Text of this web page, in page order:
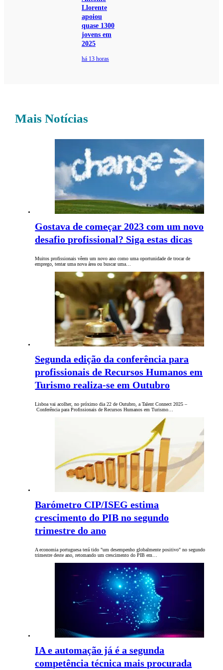
Llorente
apoiou
quase 1300
jovens em
2025
há 13 horas
Mais Notícias
Gostava de começar 2023 com um novo
desafio profissional? Siga estas dicas
Muitos profissionais vêem um novo ano como uma oportunidade de trocar de
emprego, tentar uma nova área ou buscar uma…
Segunda edição da conferência para
profissionais de Recursos Humanos em
Turismo realiza-se em Outubro
Lisboa vai acolher, no próximo dia 22 de Outubro, a Talent Connect 2025 –
Conferência para Profissionais de Recursos Humanos em Turismo…
Barómetro CIP/ISEG estima
crescimento do PIB no segundo
trimestre do ano
A economia portuguesa terá tido "um desempenho globalmente positivo" no segundo
trimestre deste ano, retomando um crescimento do PIB em…
IA e automação já é a segunda
competência técnica mais procurada